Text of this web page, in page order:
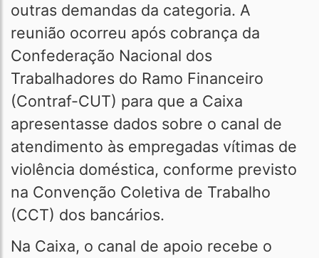
outras demandas da categoria. A
reunião ocorreu após cobrança da
Confederação Nacional dos
Trabalhadores do Ramo Financeiro
(Contraf-CUT) para que a Caixa
apresentasse dados sobre o canal de
atendimento às empregadas vítimas de
violência doméstica, conforme previsto
na Convenção Coletiva de Trabalho
(CCT) dos bancários.
Na Caixa, o canal de apoio recebe o